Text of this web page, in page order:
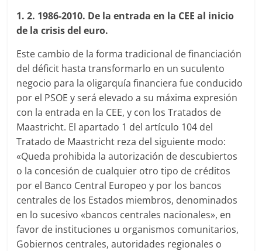
1. 2. 1986-2010. De la entrada en la CEE al inicio
de la crisis del euro.
Este cambio de la forma tradicional de financiación
del déficit hasta transformarlo en un suculento
negocio para la oligarquía financiera fue conducido
por el PSOE y será elevado a su máxima expresión
con la entrada en la CEE, y con los Tratados de
Maastricht. El apartado 1 del artículo 104 del
Tratado de Maastricht reza del siguiente modo:
«Queda prohibida la autorización de descubiertos
o la concesión de cualquier otro tipo de créditos
por el Banco Central Europeo y por los bancos
centrales de los Estados miembros, denominados
en lo sucesivo «bancos centrales nacionales», en
favor de instituciones u organismos comunitarios,
Gobiernos centrales, autoridades regionales o